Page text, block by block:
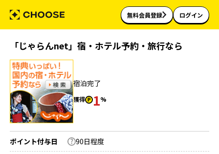
無料会員登録 ログイン
「じゃらんnet」宿・ホテル予約・旅行なら
宿泊完了
獲得 1%
ポイント付与日 90日程度